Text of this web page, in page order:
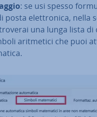
: se usi spesso
posta elet­tro­ni­ca, nella
una lunga lista di
arit­me­ti­ci che puoi